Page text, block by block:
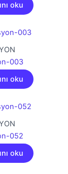
oku
003
oku
052
oku